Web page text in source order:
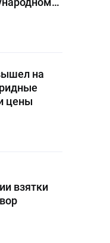
на
цены
взятки